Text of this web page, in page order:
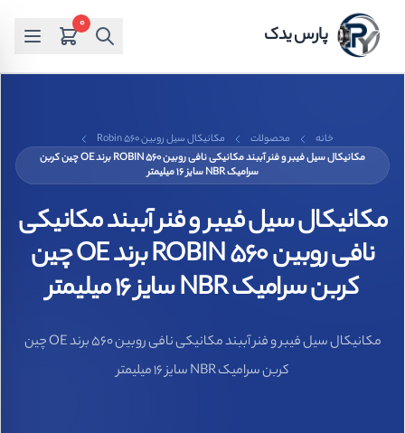
پارس یدک 0
خانه محصولات
مکانیکال سیل روبین Robin 560
مکانیکال سیل فیبر و فنر آببند مکانیکی نافی روبین ROBIN 560 برند OE چین کربن
سرامیک NBR سایز 16 میلیمتر
مکانیکال سیل فیبر و فنر آببند مکانیکی
نافی روبین ROBIN 560 برند OE چین
کربن سرامیک NBR سایز 16 میلیمتر
مکانیکال سیل فیبر و فنر آببند مکانیکی نافی روبین 560 برند OE چین
کربن سرامیک NBR سایز 16 میلیمتر